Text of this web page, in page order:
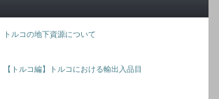
トルコの地下資源について
【トルコ編】トルコにおける輸出入品目